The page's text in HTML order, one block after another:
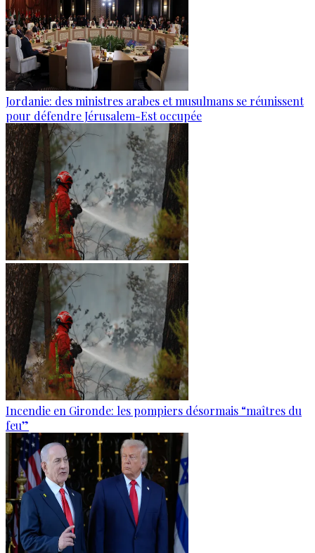
Jordanie: des ministres arabes et musulmans se réunissent
pour défendre Jérusalem-Est occupée
Incendie en Gironde: les pompiers désormais “maîtres du
feu”